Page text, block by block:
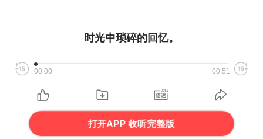
时光中琐碎的回忆。
00:00 00:51
打开APP 收听完整版